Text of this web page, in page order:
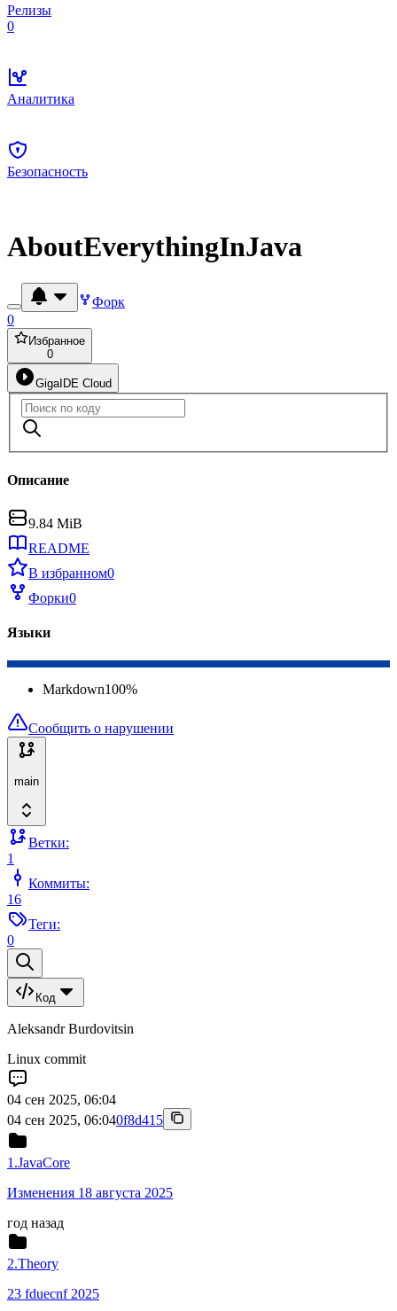
Релизы
0
Аналитика
Безопасность
AboutEverythingInJava
Форк
0
Избранное
0
GigaIDE Cloud
Описание
9.84 MiB
README
В избранном0
Форки0
Языки
Markdown100%
Сообщить о нарушении
main
Ветки:
1
Коммиты:
16
Теги:
0
Код
Aleksandr Burdovitsin
Linux commit
04 сен 2025, 06:04
04 сен 2025, 06:040f8d415
1.JavaCore
Изменения 18 августа 2025
год назад
2.Theory
23 fduecnf 2025